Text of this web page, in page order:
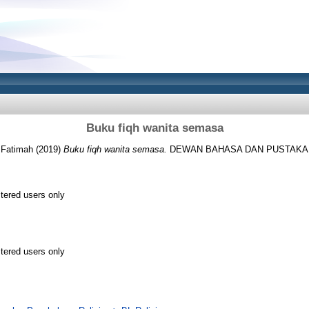
Buku fiqh wanita semasa
(2019) Buku fiqh wanita semasa. DEWAN BAHASA DAN
users only
users only